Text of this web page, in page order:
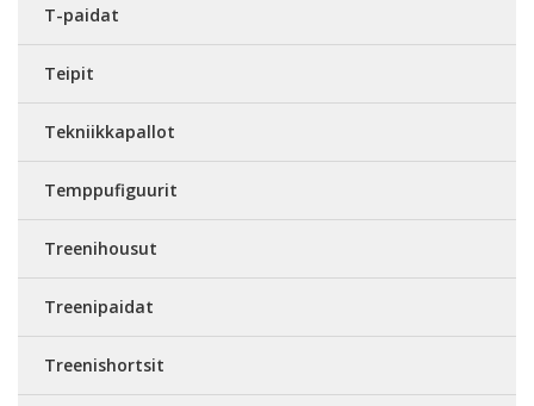
T-paidat
Teipit
Tekniikkapallot
Temppufiguurit
Treenihousut
Treenipaidat
Treenishortsit